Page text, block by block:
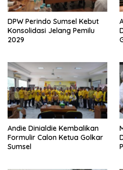
DPW Perindo Sumsel Kebut
Konsolidasi Jelang Pemilu
2029
Andie Dinialdie Kembalikan
Formulir Calon Ketua Golkar
Sumsel